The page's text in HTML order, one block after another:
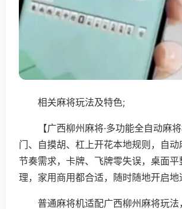
相关麻将玩法及特色;
【广西柳州麻将·多功能全自动
门、自摸胡、杠上开花本地规则，自
节奏需求，卡牌、飞牌零失误，桌面
理，家用商用都合适，随时随地开启地
普通麻将机适配广西柳州麻将玩